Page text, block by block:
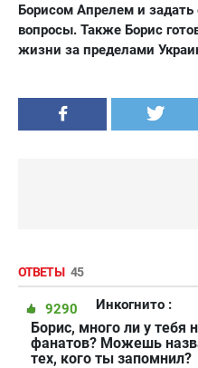
Борисом Апрелем и
вопросы. Также Борис
жизни за пределами
ОТВЕТЫ 45
Инкогнито :
9290
Борис, много ли у
фанатов? Можешь
тех, кого ты запомнил?